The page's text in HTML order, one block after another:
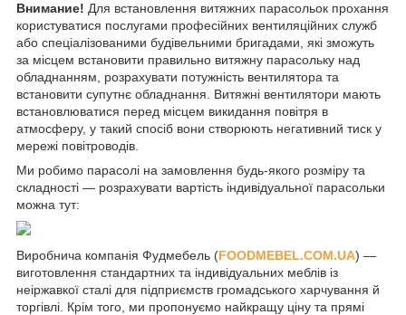
Внимание! Для встановлення витяжних парасольок прохання
користуватися послугами професійних вентиляційних служб
або спеціалізованими будівельними бригадами, які зможуть
за місцем встановити правильно витяжну парасольку над
обладнанням, розрахувати потужність вентилятора та
встановити супутнє обладнання. Витяжні вентилятори мають
встановлюватися перед місцем викидання повітря в
атмосферу, у такий спосіб вони створюють негативний тиск у
мережі повітроводів.
Ми робимо парасолі на замовлення будь-якого розміру та
складності — розрахувати вартість індивідуальної парасольки
можна тут:
Виробнича компанія Фудмебель (FOODMEBEL.СOM.UA) —
виготовлення стандартних та індивідуальних меблів із
неіржавкої сталі для підприємств громадського харчування й
торгівлі. Крім того, ми пропонуємо найкращу ціну та прямі